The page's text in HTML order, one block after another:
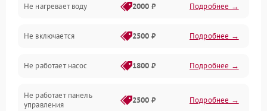
Датчики
Нагрев
Вода
Гигиена
Не нагревает воду 2000 ₽ Подробнее →
Не включается 2500 ₽ Подробнее →
Не работает насос 1800 ₽ Подробнее →
Не работает панель
управления
2500 ₽ Подробнее →